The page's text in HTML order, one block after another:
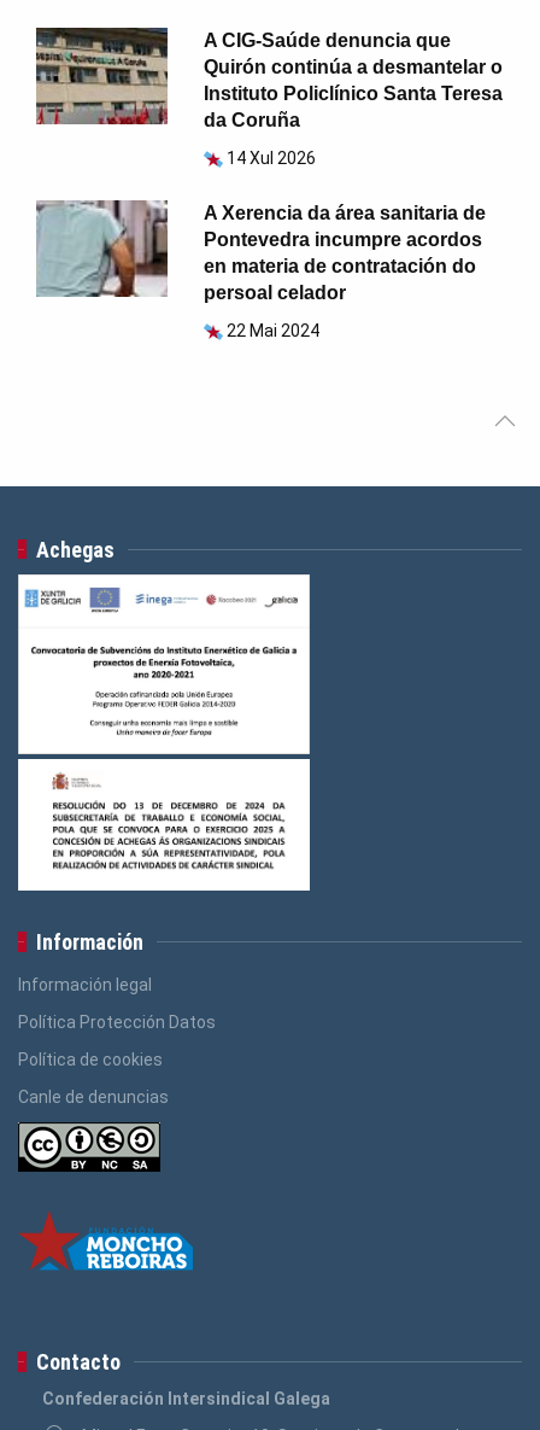
A CIG-Saúde denuncia que
Quirón continúa a desmantelar o
Instituto Policlínico Santa Teresa
da Coruña
14 Xul 2026
A Xerencia da área sanitaria de
Pontevedra incumpre acordos
en materia de contratación do
persoal celador
22 Mai 2024
Achegas
Información
Información legal
Política Protección Datos
Política de cookies
Canle de denuncias
Contacto
Confederación Intersindical Galega